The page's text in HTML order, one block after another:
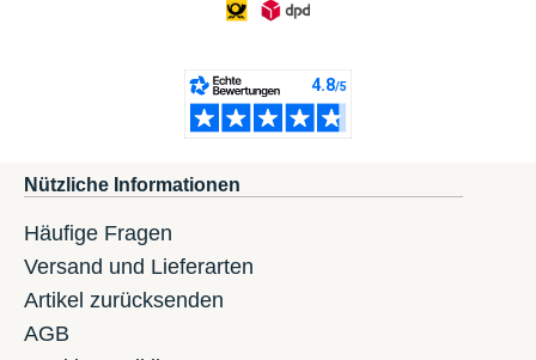
Nützliche Informationen
Häufige Fragen
Versand und Lieferarten
Artikel zurücksenden
AGB